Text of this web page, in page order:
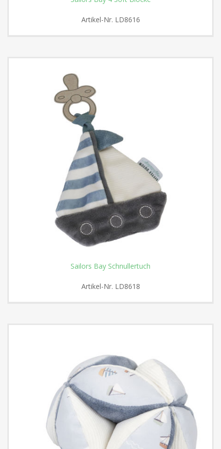
Artikel-Nr. LD8616
Sailors Bay Schnullertuch
Artikel-Nr. LD8618